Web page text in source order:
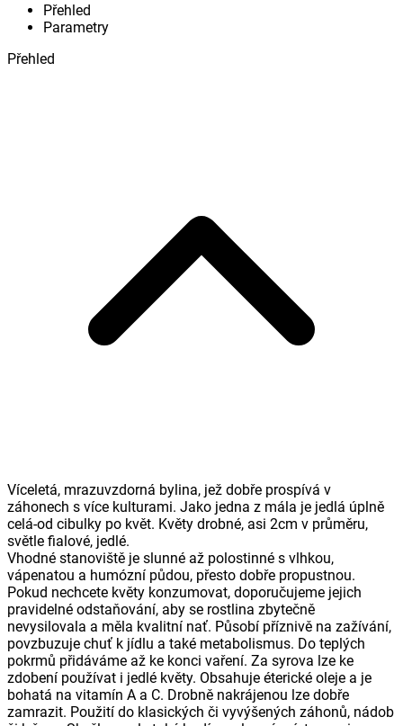
Přehled
Parametry
Přehled
Víceletá, mrazuvzdorná bylina, jež dobře prospívá v
záhonech s více kulturami. Jako jedna z mála je jedlá úplně
celá-od cibulky po květ. Květy drobné, asi 2cm v průměru,
světle fialové, jedlé.
Vhodné stanoviště je slunné až polostinné s vlhkou,
vápenatou a humózní půdou, přesto dobře propustnou.
Pokud nechcete květy konzumovat, doporučujeme jejich
pravidelné odstaňování, aby se rostlina zbytečně
nevysilovala a měla kvalitní nať. Působí příznivě na zažívání,
povzbuzuje chuť k jídlu a také metabolismus. Do teplých
pokrmů přidáváme až ke konci vaření. Za syrova lze ke
zdobení používat i jedlé květy. Obsahuje éterické oleje a je
bohatá na vitamín A a C. Drobně nakrájenou lze dobře
zamrazit. Použití do klasických či vyvýšených záhonů, nádob